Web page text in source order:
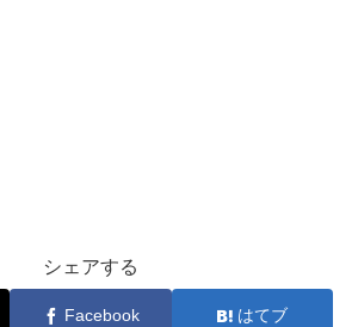
シェアする
Facebook はてブ